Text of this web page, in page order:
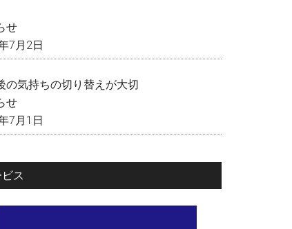
せ
7月2日
の気持ちの切り替えが大切
せ
7月1日
ス